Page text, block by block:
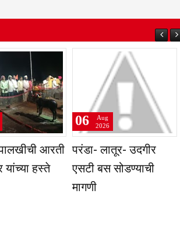
आणि
नगरसेवकांनी घेतली
विकास कामासंदर्भात
उपविभागीय अधिकाऱ्यांची
06
Aug
2026